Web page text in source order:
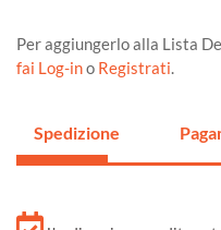
Per aggiungerlo alla Lista
fai Log-ino Registrati.
Spedizione